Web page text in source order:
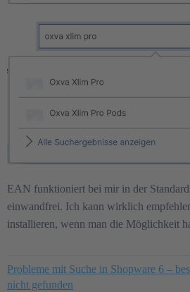
EAN funktioniert bei mir in der
einwandfrei. Ich kann wirklich
installieren, wenn man die Möglichkeit
Probleme mit Suche in Shopware 6 –
nicht gefunden